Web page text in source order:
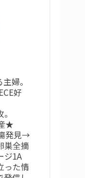
婦。
好
★
発見→
巣全摘
ジ1A
った情